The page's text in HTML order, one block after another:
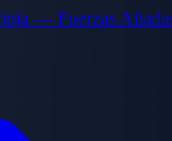
— Fuerzas